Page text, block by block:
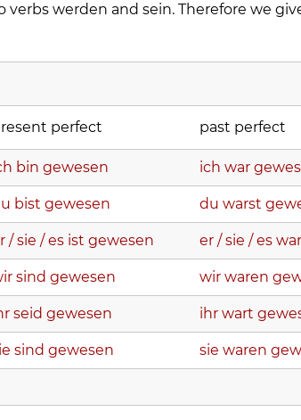
verbs werden and sein. Therefore we
perfect past perfect
bin gewesen ich war
bist gewesen du warst
/ sie / es ist gewesen er / sie / es
sind gewesen wir waren
seid gewesen ihr wart
sind gewesen sie waren